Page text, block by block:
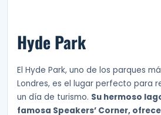
Hyde Park
El Hyde Park, uno de los parques
Londres, es el lugar perfecto para
un día de turismo. Su hermoso
famosa Speakers’ Corner,